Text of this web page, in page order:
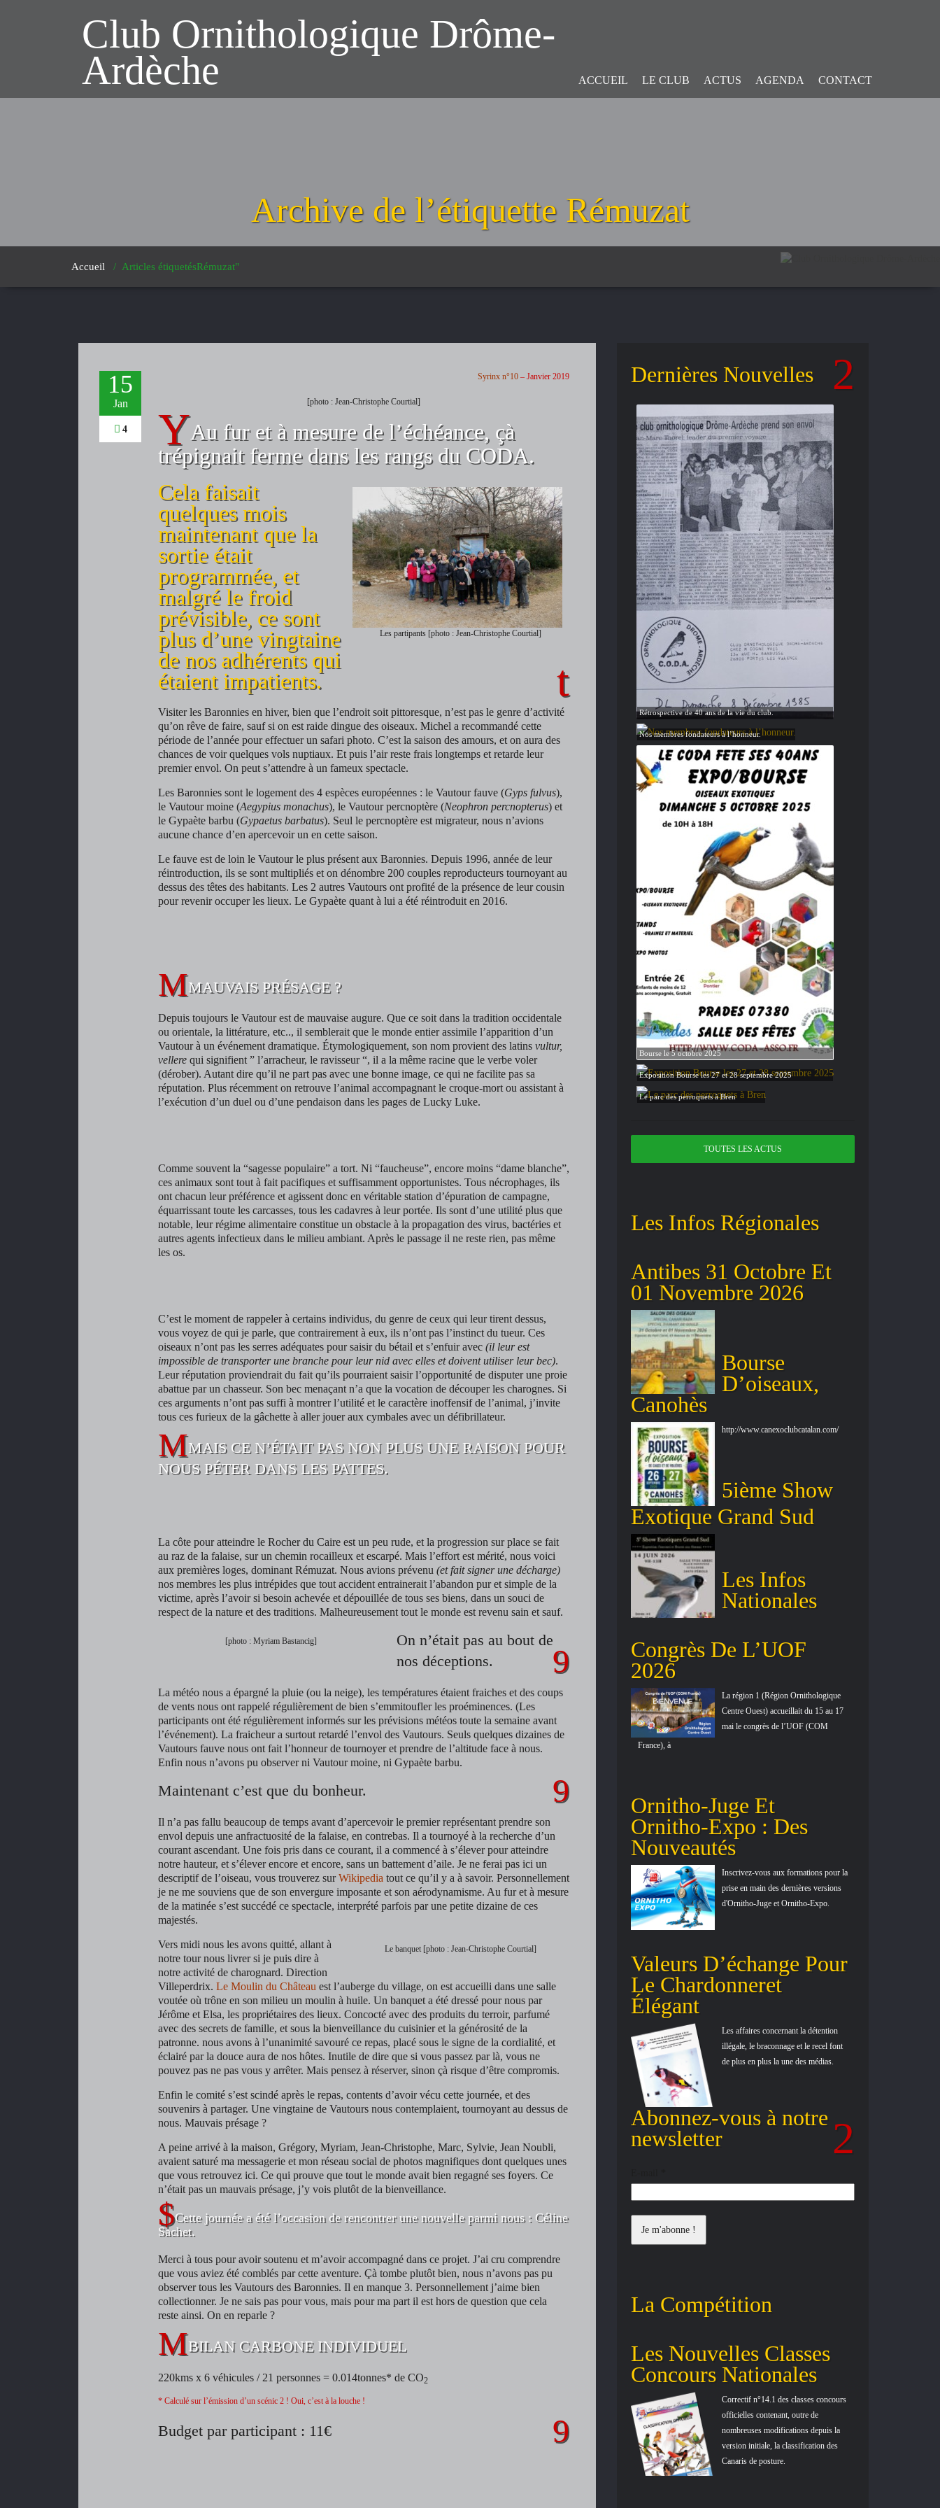
Club Ornithologique Drôme-
Ardèche
ACCUEIL LE CLUB ACTUS AGENDA CONTACT
Archive de l’étiquette Rémuzat
Accueil / Articles étiquetésRémuzat"
15
Jan
4
Syrinx n°10– Janvier 2019
[photo : Jean-Christophe Courtial]
Au fur et à mesure de l’échéance, çà
trépignait ferme dans les rangs du CODA.
Les partipants [photo : Jean-Christophe Courtial]
Cela faisait
quelques mois
maintenant que la
sortie était
programmée, et
malgré le froid
prévisible, ce sont
plus d’une vingtaine
de nos adhérents qui
étaient impatients.
Visiter les Baronnies en hiver, bien que l’endroit soit pittoresque, n’est pas le genre d’activité
qu’on rêve de faire, sauf si on est raide dingue des oiseaux. Michel a recommandé cette
période de l’année pour effectuer un safari photo. C’est la saison des amours, et on aura des
chances de voir quelques vols nuptiaux. Et puis l’air reste frais longtemps et retarde leur
premier envol. On peut s’attendre à un fameux spectacle.
Les Baronnies sont le logement des 4 espèces européennes : le Vautour fauve (Gyps fulvus),
le Vautour moine (Aegypius monachus), le Vautour percnoptère (Neophron percnopterus) et
le Gypaète barbu (Gypaetus barbatus). Seul le percnoptère est migrateur, nous n’avions
aucune chance d’en apercevoir un en cette saison.
Le fauve est de loin le Vautour le plus présent aux Baronnies. Depuis 1996, année de leur
réintroduction, ils se sont multipliés et on dénombre 200 couples reproducteurs tournoyant au
dessus des têtes des habitants. Les 2 autres Vautours ont profité de la présence de leur cousin
pour revenir occuper les lieux. Le Gypaète quant à lui a été réintroduit en 2016.
Au plus près du vide
MAUVAIS PRÉSAGE ?
Depuis toujours le Vautour est de mauvaise augure. Que ce soit dans la tradition occidentale
ou orientale, la littérature, etc.., il semblerait que le monde entier assimile l’apparition d’un
Vautour à un événement dramatique. Étymologiquement, son nom provient des latins vultur,
vellerequi signifient ” l’arracheur, le ravisseur “, il a la même racine que le verbe voler
(dérober). Autant dire qu’il ne part pas avec une bonne image, ce qui ne facilite pas sa
réputation. Plus récemment on retrouve l’animal accompagnant le croque-mort ou assistant à
l’exécution d’un duel ou d’une pendaison dans les pages de Lucky Luke.
[photo : Grégory
Comme souvent la “sagesse populaire” a tort. Ni “faucheuse”, encore moins “dame blanche”,
ces animaux sont tout à fait pacifiques et suffisamment opportunistes. Tous nécrophages, ils
ont chacun leur préférence et agissent donc en véritable station d’épuration de campagne,
équarrissant toute les carcasses, tous les cadavres à leur portée. Ils sont d’une utilité plus que
notable, leur régime alimentaire constitue un obstacle à la propagation des virus, bactéries et
autres agents infectieux dans le milieu ambiant. Après le passage il ne reste rien, pas même
les os.
[photo : Myriam
C’est le moment de rappeler à certains individus, du genre de ceux qui leur tirent dessus,
vous voyez de qui je parle, que contrairement à eux, ils n’ont pas l’instinct du tueur. Ces
oiseaux n’ont pas les serres adéquates pour saisir du bétail et s’enfuir avec (il leur est
impossible de transporter une branche pour leur nid avec elles et doivent utiliser leur bec).
Leur réputation proviendrait du fait qu’ils pourraient saisir l’opportunité de disputer une proie
abattue par un chasseur. Son bec menaçant n’a que la vocation de découper les charognes. Si
ces arguments n’ont pas suffi à montrer l’utilité et le caractère inoffensif de l’animal, j’invite
tous ces furieux de la gâchette à aller jouer aux cymbales avec un défibrillateur.
MAIS CE N’ÉTAIT PAS NON PLUS UNE RAISON POUR
NOUS PÉTER DANS LES PATTES.
La côte pour atteindre le Rocher du Caire est un peu rude, et la progression sur place se fait
au raz de la falaise, sur un chemin rocailleux et escarpé. Mais l’effort est mérité, nous voici
aux premières loges, dominant Rémuzat. Nous avions prévenu (et fait signer une décharge)
nos membres les plus intrépides que tout accident entrainerait l’abandon pur et simple de la
victime, après l’avoir si besoin achevée et dépouillée de tous ses biens, dans un souci de
respect de la nature et des traditions. Malheureusement tout le monde est revenu sain et sauf.
[photo : Myriam Bastancig]
On n’était pas au bout de
nos déceptions.
La météo nous a épargné la pluie (ou la neige), les températures étaient fraiches et des coups
de vents nous ont rappelé régulièrement de bien s’emmitoufler les proéminences. (Les
participants ont été régulièrement informés sur les prévisions météos toute la semaine avant
l’événement). La fraicheur a surtout retardé l’envol des Vautours. Seuls quelques dizaines de
Vautours fauve nous ont fait l’honneur de tournoyer et prendre de l’altitude face à nous.
Enfin nous n’avons pu observer ni Vautour moine, ni Gypaète barbu.
Maintenant c’est que du bonheur.
Il n’a pas fallu beaucoup de temps avant d’apercevoir le premier représentant prendre son
envol depuis une anfractuosité de la falaise, en contrebas. Il a tournoyé à la recherche d’un
courant ascendant. Une fois pris dans ce courant, il a commencé à s’élever pour atteindre
notre hauteur, et s’élever encore et encore, sans un battement d’aile. Je ne ferai pas ici un
descriptif de l’oiseau, vous trouverez surWikipedia tout ce qu’il y a à savoir. Personnellement
je ne me souviens que de son envergure imposante et son aérodynamisme. Au fur et à mesure
de la matinée s’est succédé ce spectacle, interprété parfois par une petite dizaine de ces
majestés.
Le banquet [photo : Jean-Christophe Courtial]
Vers midi nous les avons quitté, allant à
notre tour nous livrer si je puis dire à
notre activité de charognard. Direction
Villeperdrix. Le Moulin du Château est l’auberge du village, on est accueilli dans une salle
voutée où trône en son milieu un moulin à huile. Un banquet a été dressé pour nous par
Jérôme et Elsa, les propriétaires des lieux. Concocté avec des produits du terroir, parfumé
avec des secrets de famille, et sous la bienveillance du cuisinier et la générosité de la
patronne. nous avons à l’unanimité savouré ce repas, placé sous le signe de la cordialité, et
éclairé par la douce aura de nos hôtes. Inutile de dire que si vous passez par là, vous ne
pouvez pas ne pas vous y arrêter. Mais pensez à réserver, sinon çà risque d’être compromis.
Enfin le comité s’est scindé après le repas, contents d’avoir vécu cette journée, et des
souvenirs à partager. Une vingtaine de Vautours nous contemplaient, tournoyant au dessus de
nous. Mauvais présage ?
A peine arrivé à la maison, Grégory, Myriam, Jean-Christophe, Marc, Sylvie, Jean Noubli,
avaient saturé ma messagerie et mon réseau social de photos magnifiques dont quelques unes
que vous retrouvez ici. Ce qui prouve que tout le monde avait bien regagné ses foyers. Ce
n’était pas un mauvais présage, j’y vois plutôt de la bienveillance.
Cette journée a été l’occasion de rencontrer une nouvelle parmi nous : Céline
Sachet.
Merci à tous pour avoir soutenu et m’avoir accompagné dans ce projet. J’ai cru comprendre
que vous aviez été comblés par cette aventure. Çà tombe plutôt bien, nous n’avons pas pu
observer tous les Vautours des Baronnies. Il en manque 3. Personnellement j’aime bien
collectionner. Je ne sais pas pour vous, mais pour ma part il est hors de question que cela
reste ainsi. On en reparle ?
BILAN CARBONE INDIVIDUEL
220kms x 6 véhicules / 21 personnes = 0.014tonnes* de CO2
* Calculé sur l’émission d’un scénic 2 ! Oui, c’est à la louche !
Budget par participant : 11€
[photo : Myriam
Vautour fauve à St MAY
26 (Gyps fulvus) - Photo :
Dernières Nouvelles
Rétrospective de 40 ans de la vie du club.
Nos membres fondateurs à l’honneur.
Bourse le 5 octobre 2025
Exposition Bourse les 27 et 28 septembre 2025
Le parc des perroquets à Bren
TOUTES LES ACTUS
Les Infos Régionales
Antibes 31 Octobre Et
01 Novembre 2026
Bourse
D’oiseaux,
Canohès
http://www.canexoclubcatalan.com/
5ième Show
Exotique Grand Sud
Les Infos
Nationales
Congrès De L’UOF
2026
La région 1 (Région Ornithologique
Centre Ouest) accueillait du 15 au 17
mai le congrès de l’UOF (COM
France), à
Ornitho-Juge Et
Ornitho-Expo : Des
Nouveautés
Inscrivez-vous aux formations pour la
prise en main des dernières versions
d'Ornitho-Juge et Ornitho-Expo.
Valeurs D’échange Pour
Le Chardonneret
Élégant
Les affaires concernant la détention
illégale, le braconnage et le recel font
de plus en plus la une des médias.
Abonnez-vous à notre
newsletter
La Compétition
Les Nouvelles Classes
Concours Nationales
Correctif n°14.1 des classes concours
officielles contenant, outre de
nombreuses modifications depuis la
version initiale, la classification des
Canaris de posture.